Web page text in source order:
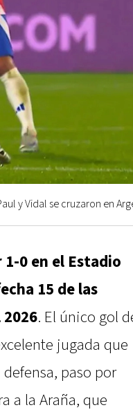
y Vidal se cruzaron en
0 en el Estadio
15 de las
. El único gol
jugada que
paso por
a la Araña, que